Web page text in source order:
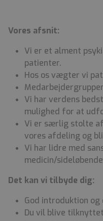
Vores afsnit:
Vi er et alment
patienter.
Hos os vægter vi
Vi har verdens
mulighed for at
Vi er særlig stolte
vores afdeling og
Vi har lidre med
medicin/
Det kan vi tilbyde dig:
God introduktion
Du vil blive